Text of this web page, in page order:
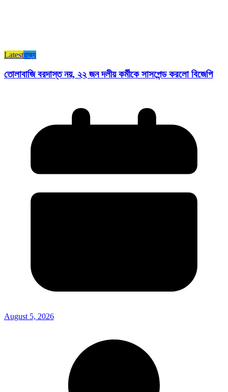
Latestরাজ্য​
তোলাবাজি বরদাস্ত নয়, ২২ জন দলীয় কর্মীকে সাসপেন্ড করলো বিজেপি
August 5, 2026